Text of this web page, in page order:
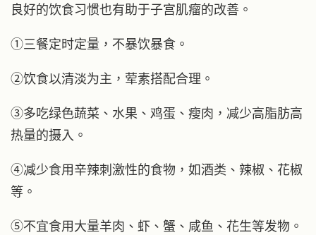
良好的饮食习惯也有助于子宫肌瘤的改善。
①三餐定时定量，不暴饮暴食。
②饮食以清淡为主，荤素搭配合理。
③多吃绿色蔬菜、水果、鸡蛋、瘦肉，减少高脂肪高
热量的摄入。
④减少食用辛辣刺激性的食物，如酒类、辣椒、花椒
等。
⑤不宜食用大量羊肉、虾、蟹、咸鱼、花生等发物。